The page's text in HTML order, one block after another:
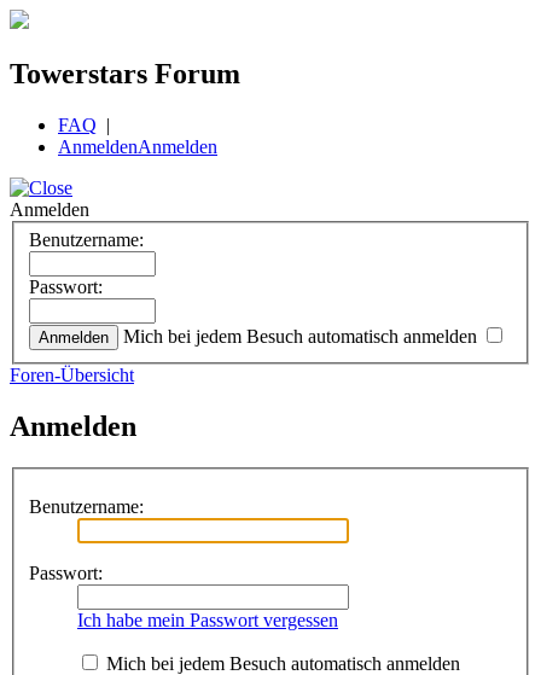
Towerstars Forum
FAQ |
AnmeldenAnmelden
Anmelden
Benutzername:
Passwort:
Mich bei jedem Besuch automatisch anmelden
Foren-Übersicht
Anmelden
Benutzername:
Passwort:
Ich habe mein Passwort vergessen
Mich bei jedem Besuch automatisch anmelden